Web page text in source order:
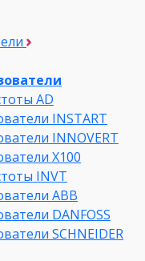
AD
INSTART
INNOVERT
Х100
INVT
ABB
DANFOSS
SCHNEIDER